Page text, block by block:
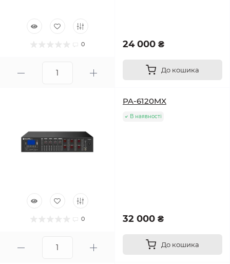
0 24 000 ₴
До кошика
0
PA-6120MX
В наявності
32 000 ₴
До кошика